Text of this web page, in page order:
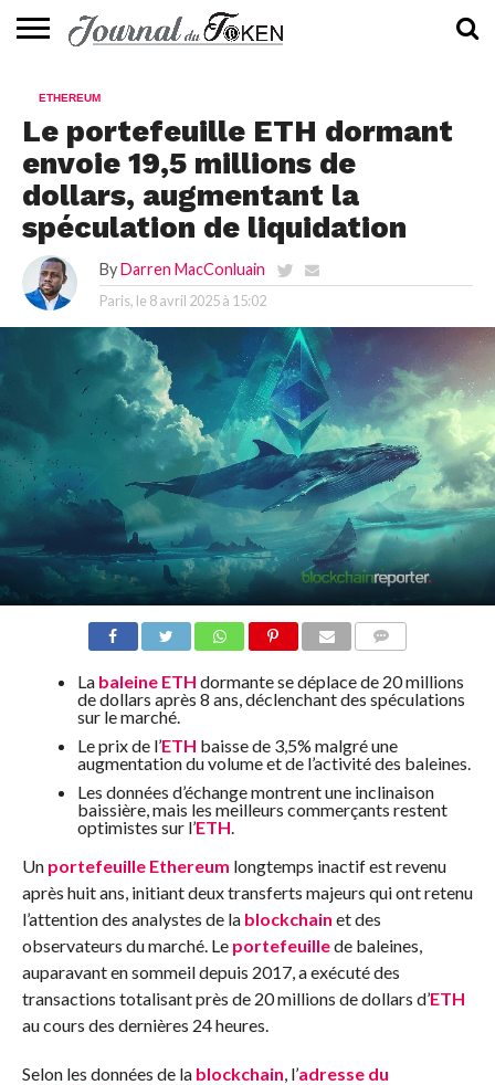
📰
EVALUATION
GUIDE
TENDANCES
À
CONTACTEZ-
ETHEREUM
Le portefeuille ETH dormant
envoie 19,5 millions de
dollars, augmentant la
spéculation de liquidation
By Darren MacConluain
Paris, le 8 avril 2025 à 15:02
La baleine ETH dormante se déplace de 20 millions
de dollars après 8 ans, déclenchant des spéculations
sur le marché.
Le prix de l’ETH baisse de 3,5% malgré une
augmentation du volume et de l’activité des baleines.
Les données d’échange montrent une inclinaison
baissière, mais les meilleurs commerçants restent
optimistes sur l’ETH.
Un portefeuille Ethereum longtemps inactif est revenu
après huit ans, initiant deux transferts majeurs qui ont retenu
l’attention des analystes de la blockchain et des
observateurs du marché. Le portefeuillede baleines,
auparavant en sommeil depuis 2017, a exécuté des
transactions totalisant près de 20 millions de dollars d’ETH
au cours des dernières 24 heures.
Selon les données de la blockchain, l’adresse du